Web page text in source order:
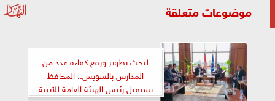
موضوعات متعلقة
لبحث تطوير ورفع كفاءة عدد من
المدارس بالسويس.. المحافظ
يستقبل رئيس الهيئة العامة للأبنية